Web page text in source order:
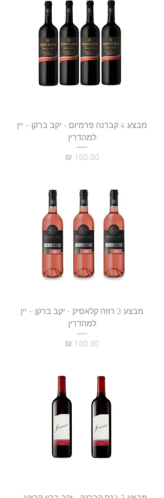
מבצע 4 קברנה פרמיום - יקב ברקן – יין
למהדרין
מחיר
מבצע 3 רוזה קלאסיק - יקב ברקן – יין
למהדרין
מחיר